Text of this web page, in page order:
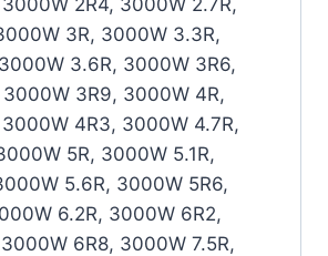
3R, 3000W 3.3R,
3.6R, 3000W 3R6,
3R9, 3000W 4R,
4R3, 3000W 4.7R,
5R, 3000W 5.1R,
5.6R, 3000W 5R6,
6.2R, 3000W 6R2,
6R8, 3000W 7.5R,